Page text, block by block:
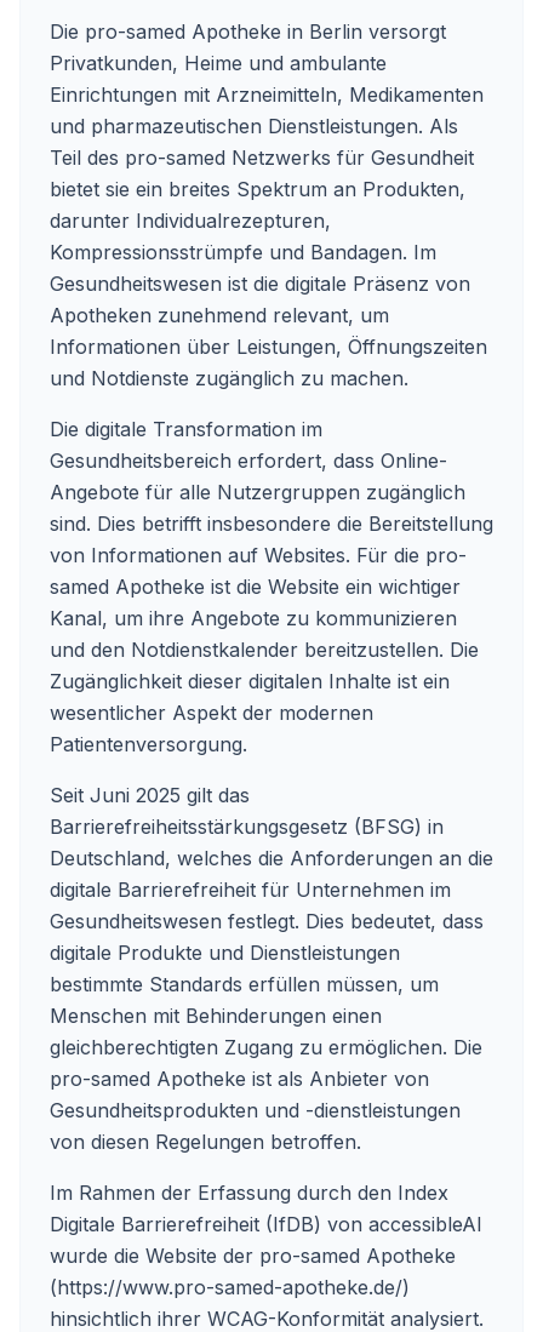
Die pro-samed Apotheke in Berlin versorgt
Privatkunden, Heime und ambulante
Einrichtungen mit Arzneimitteln, Medikamenten
und pharmazeutischen Dienstleistungen. Als
Teil des pro-samed Netzwerks für Gesundheit
bietet sie ein breites Spektrum an Produkten,
darunter Individualrezepturen,
Kompressionsstrümpfe und Bandagen. Im
Gesundheitswesen ist die digitale Präsenz von
Apotheken zunehmend relevant, um
Informationen über Leistungen, Öffnungszeiten
und Notdienste zugänglich zu machen.
Die digitale Transformation im
Gesundheitsbereich erfordert, dass Online-
Angebote für alle Nutzergruppen zugänglich
sind. Dies betrifft insbesondere die Bereitstellung
von Informationen auf Websites. Für die pro-
samed Apotheke ist die Website ein wichtiger
Kanal, um ihre Angebote zu kommunizieren
und den Notdienstkalender bereitzustellen. Die
Zugänglichkeit dieser digitalen Inhalte ist ein
wesentlicher Aspekt der modernen
Patientenversorgung.
Seit Juni 2025 gilt das
Barrierefreiheitsstärkungsgesetz (BFSG) in
Deutschland, welches die Anforderungen an die
digitale Barrierefreiheit für Unternehmen im
Gesundheitswesen festlegt. Dies bedeutet, dass
digitale Produkte und Dienstleistungen
bestimmte Standards erfüllen müssen, um
Menschen mit Behinderungen einen
gleichberechtigten Zugang zu ermöglichen. Die
pro-samed Apotheke ist als Anbieter von
Gesundheitsprodukten und -dienstleistungen
von diesen Regelungen betroffen.
Im Rahmen der Erfassung durch den Index
Digitale Barrierefreiheit (IfDB) von accessibleAI
wurde die Website der pro-samed Apotheke
(https://www.pro-samed-apotheke.de/)
hinsichtlich ihrer WCAG-Konformität analysiert.